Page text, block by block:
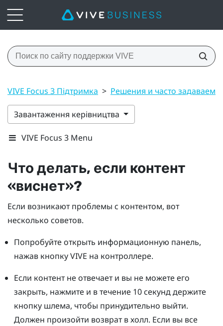
VIVE Focus 3 Підтримка > Решения и часто
Завантаження керівництва
VIVE Focus 3 Menu
Что делать, если контент
«виснет»?
Если возникают проблемы с контентом, вот
несколько советов.
Попробуйте открыть информационную панель,
нажав кнопку VIVE на контроллере.
Если контент не отвечает и вы не можете его
закрыть, нажмите и в течение 10 секунд держите
кнопку шлема, чтобы принудительно выйти.
Должен произойти возврат в холл. Если вы все